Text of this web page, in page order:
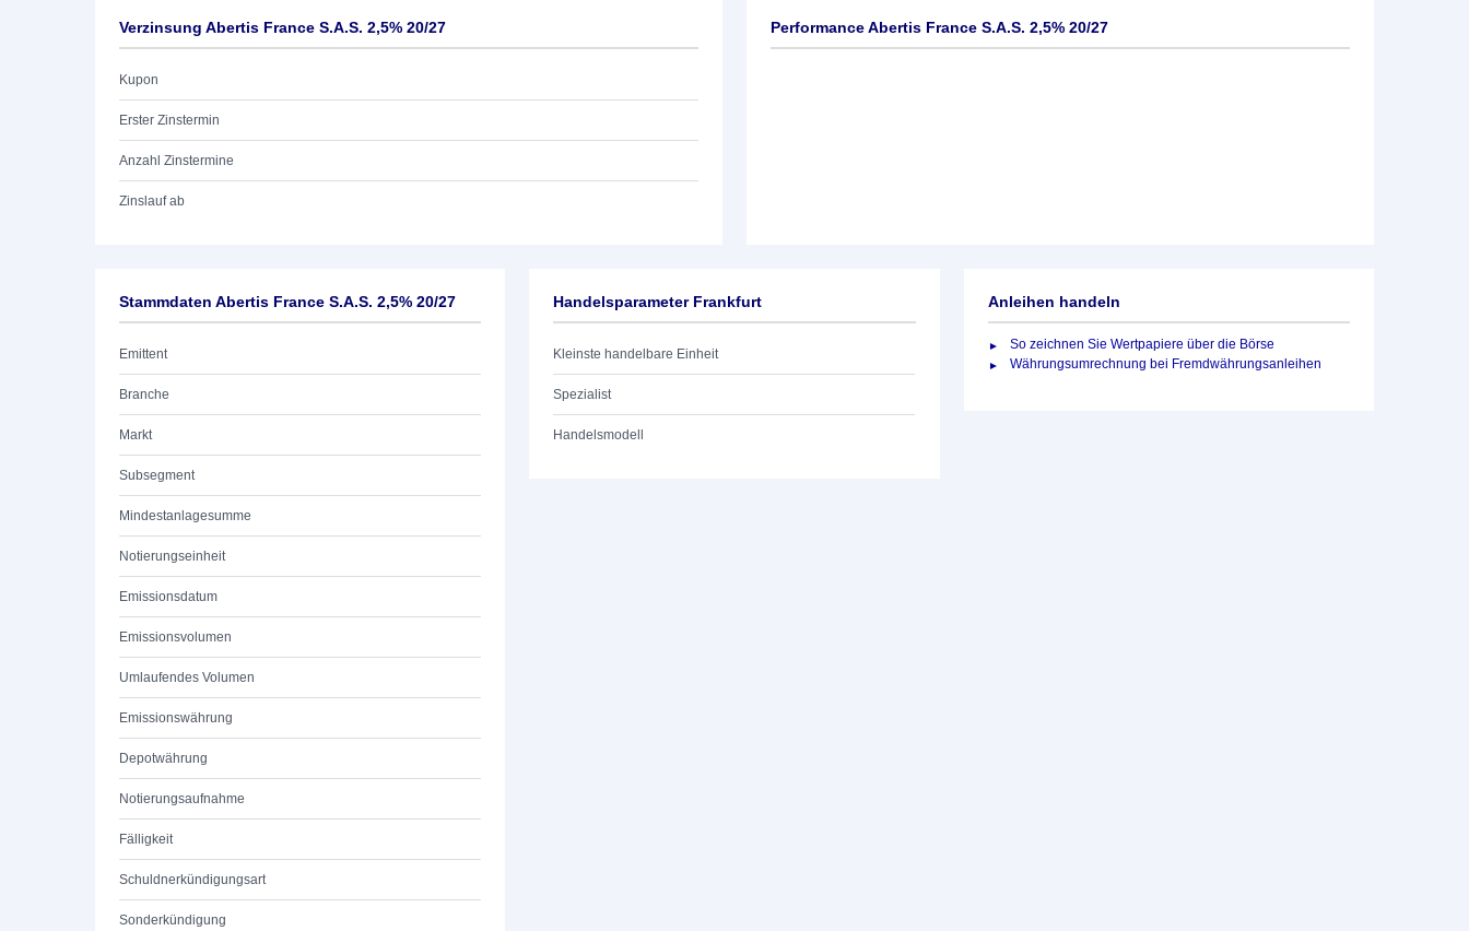
Verzinsung Abertis France S.A.S. 2,5% 20/27
Kupon
Erster Zinstermin
Anzahl Zinstermine
Zinslauf ab
Performance Abertis France S.A.S. 2,5% 20/27
Stammdaten Abertis France S.A.S. 2,5% 20/27
Emittent
Branche
Markt
Subsegment
Mindestanlagesumme
Notierungseinheit
Emissionsdatum
Emissionsvolumen
Umlaufendes Volumen
Emissionswährung
Depotwährung
Notierungsaufnahme
Fälligkeit
Schuldnerkündigungsart
Sonderkündigung
Handelsparameter Frankfurt
Kleinste handelbare Einheit
Spezialist
Handelsmodell
Anleihen handeln
So zeichnen Sie Wertpapiere über die Börse
Währungsumrechnung bei Fremdwährungsanleihen